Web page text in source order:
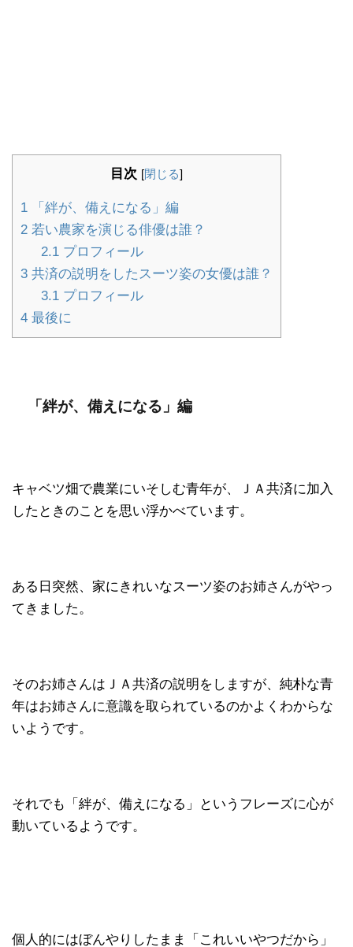
目次 [閉じる]
1 「絆が、備えになる」編
2 若い農家を演じる俳優は誰？
2.1プロフィール
3 共済の説明をしたスーツ姿の女優は誰？
3.1プロフィール
4 最後に
「絆が、備えになる」編
キャベツ畑で農業にいそしむ青年が、ＪＡ共済に加入
したときのことを思い浮かべています。
ある日突然、家にきれいなスーツ姿のお姉さんがやっ
てきました。
そのお姉さんはＪＡ共済の説明をしますが、純朴な青
年はお姉さんに意識を取られているのかよくわからな
いようです。
それでも「絆が、備えになる」というフレーズに心が
動いているようです。
個人的にはぼんやりしたまま「これいいやつだから」